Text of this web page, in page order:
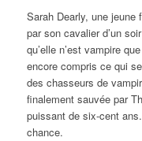
Sarah Dearly, une
par son cavalier d’un
qu’elle n’est vampire
encore compris ce qui
des chasseurs de
finalement sauvée par
puissant de six-cent
chance.